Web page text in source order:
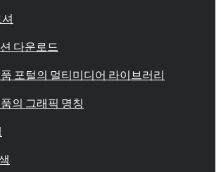
다운로드
품 포털의 멀티미디어 라이브러리
의 그래픽 명칭